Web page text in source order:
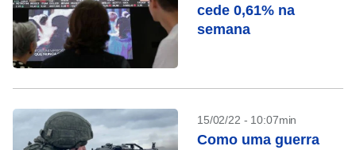
cede 0,61% na
semana
15/02/22 - 10:07min
Como uma guerra